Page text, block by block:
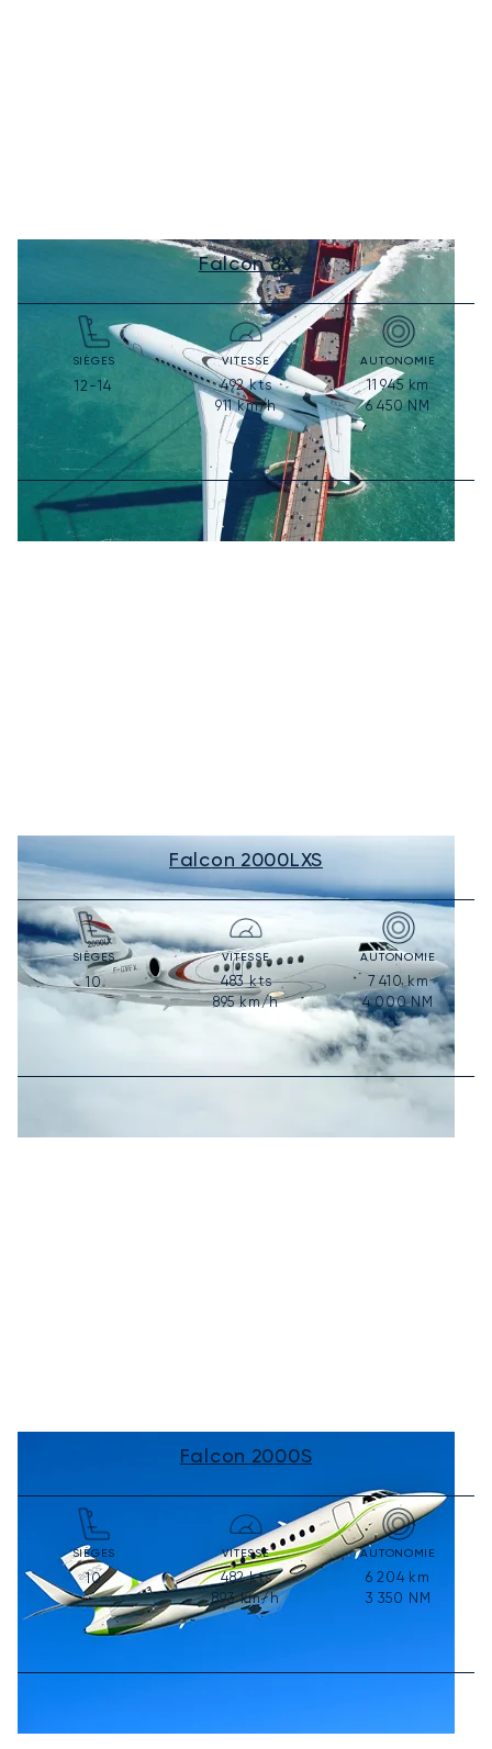
Falcon 8X
SIÈGES
12-14
VITESSE
492kts
911km/h
AUTONOMIE
11 945km
6 450NM
Falcon 2000LXS
SIÈGES
10
VITESSE
483kts
895km/h
AUTONOMIE
7 410km
4 000NM
Falcon 2000S
SIÈGES
10
VITESSE
482kts
893km/h
AUTONOMIE
6 204 km
3 350 NM